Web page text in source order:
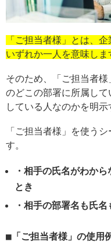
「ご担当者様」とは、
いずれか一人を意味しま
そのため、「ご担当者
のどこの部署に所属し
している人なのかを明示
「ご担当者様」を使う
す。
・相手の氏名がわか
とき
・相手の部署名も氏
「ご担当者様」の使